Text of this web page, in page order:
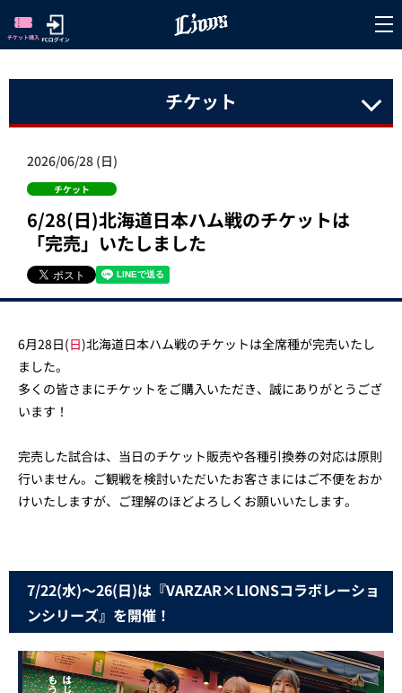
チケット
2026/06/28 (日)
チケット
6/28(日)北海道日本ハム戦のチケットは
「完売」いたしました
6月28日(日)北海道日本ハム戦のチケットは全席種が完売いたし
ました。
多くの皆さまにチケットをご購入いただき、誠にありがとうござ
います！
完売した試合は、当日のチケット販売や各種引換券の対応は原則
行いません。ご観戦を検討いただいたお客さまにはご不便をおか
けいたしますが、ご理解のほどよろしくお願いいたします。
7/22(水)～26(日)は『VARZAR×LIONSコラボレーショ
ンシリーズ』を開催！